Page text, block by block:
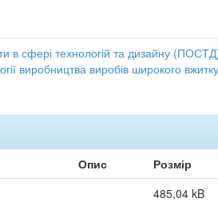
в сфері технологій та дизайну
виробництва виробів широкого
Опис Розмір
485,04 kB